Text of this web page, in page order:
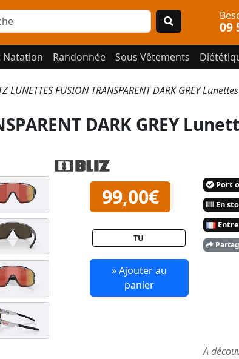
09
Natation Randonnée Sous Vêtements
LUNETTES FUSION TRANSPARENT DARK GREY
DARK GREY
99,00€
TU
» Ajouter au
panier
Port
En
A